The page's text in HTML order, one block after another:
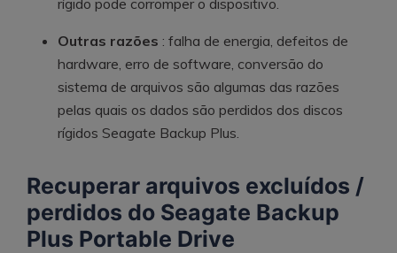
Outras razões : falha de energia, defeitos de
hardware, erro de software, conversão do
sistema de arquivos são algumas das razões
pelas quais os dados são perdidos dos discos
rígidos Seagate Backup Plus.
Recuperar arquivos excluídos /
perdidos do Seagate Backup
Plus Portable Drive